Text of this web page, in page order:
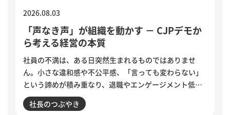
「声なき声」が組織を動かす － CJPデモか
ら考える経営の本質
2026.08.03
社員の不満は、ある日突然生まれるものではありませ
ん。小さな違和感や不公平感、「言っても変わらない」
という諦めが積み重なり、退職やエンゲージメント低下
として表面化します。インドで若者の抗議運動が教育相
の辞任につながった出来事から、組織に潜む「声なき
社長のつぶやき